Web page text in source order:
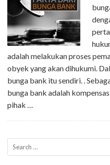
adalah melakukan proses
obyek yang akan dihukumi.
bunga bank itu sendiri. .
bunga bank adalah
pihak …
Search
for: